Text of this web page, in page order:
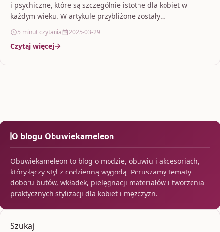
i psychiczne, które są szczególnie istotne dla kobiet w
każdym wieku. W artykule przybliżone zostały
5 minut czytania 2025-03-29
Czytaj więcej
O blogu Obuwiekameleon
Obuwiekameleon to blog o modzie, obuwiu i akcesoriach,
który łączy styl z codzienną wygodą. Poruszamy tematy
doboru butów, wkładek, pielęgnacji materiałów i tworzenia
praktycznych stylizacji dla kobiet i mężczyzn.
Szukaj